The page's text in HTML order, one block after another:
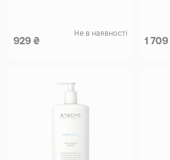
929 ₴
Не в наявності
1 709